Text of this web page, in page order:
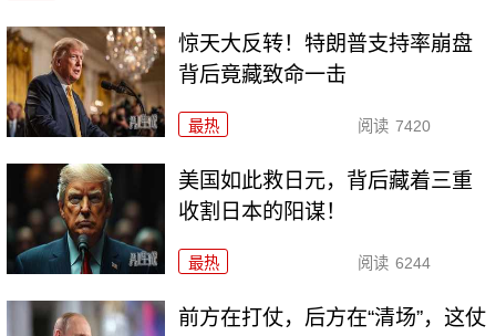
惊天大反转！特朗普支持率崩盘
背后竟藏致命一击
最热 阅读 7420
美国如此救日元，背后藏着三重
收割日本的阳谋！
最热 阅读 6244
前方在打仗，后方在“清场”，这仗